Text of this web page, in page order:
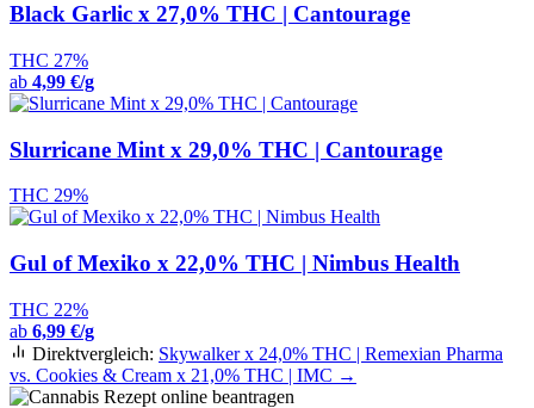
Black Garlic x 27,0% THC | Cantourage
THC 27%
ab 4,99 €/g
Slurricane Mint x 29,0% THC | Cantourage
THC 29%
Gul of Mexiko x 22,0% THC | Nimbus Health
THC 22%
ab 6,99 €/g
Direktvergleich: Skywalker x 24,0% THC | Remexian Pharma
vs. Cookies & Cream x 21,0% THC | IMC →